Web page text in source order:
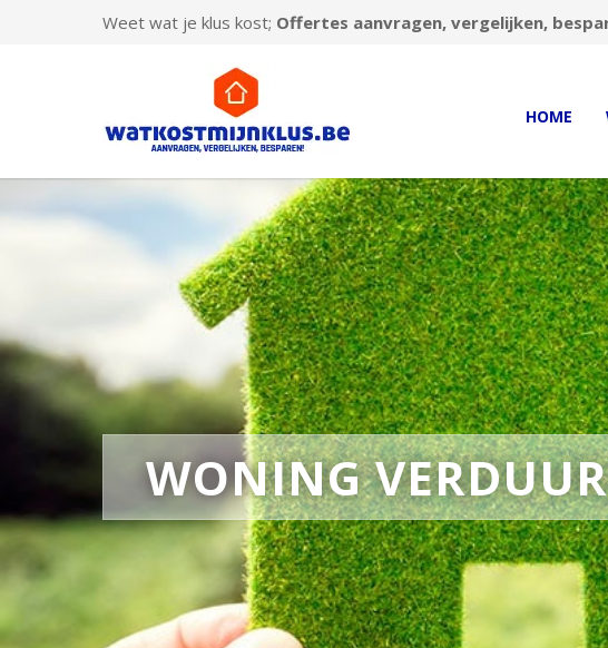
Weet wat je klus kost; Offertes aanvragen, vergelijken,
HOME
WONING